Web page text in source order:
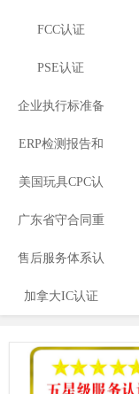
FCC认证
PSE认证
企业执行标准备
案
ERP检测报告和
ERP注册
美国玩具CPC认
证
广东省守合同重
信用,科技型中小
企业证书
售后服务体系认
证
加拿大IC认证